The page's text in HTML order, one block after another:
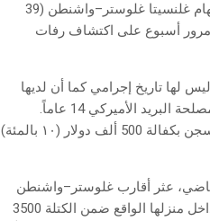
وبادرت مدعي عام مقاطعة وين كيم وورذي إلى اتهام غلنسيتا غلوستر–واشنطن (39
مرور أسبوع على اكتشاف رفات
لها تاريخ إجرامي كما أن لديها
خمسة أطفال آخرين، وقد مضى على خدمتها في مصلحة البريد الأميركي 14 عاماً.
ودفعت الأم المتهمة ببراءتها قبل أن يزج بها في السجن بكفالة 500 ألف دولار (١٠ بالمئة)
في يوم 26 من الشهر الماضي، عثر أقارب غلوستر–واشنطن
على المتهمة مغمىً عليها بعد تعرضها لنزيف حاد داخل منزلها الواقع ضمن الكتلة 3500